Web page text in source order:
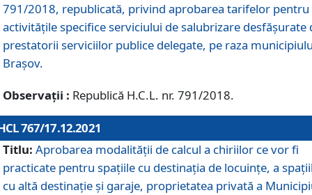
791/2018, republicată, privind aprobarea tarifelor pentru
activităţile specifice serviciului de salubrizare desfăşurate
prestatorii serviciilor publice delegate, pe raza
Braşov.
Observații : Republică H.C.L. nr. 791/2018.
767/17.12.2021
Titlu: Aprobarea modalității de calcul a chiriilor ce vor fi
practicate pentru spaţiile cu destinaţia de locuinţe, a
cu altă destinaţie şi garaje, proprietatea privată a